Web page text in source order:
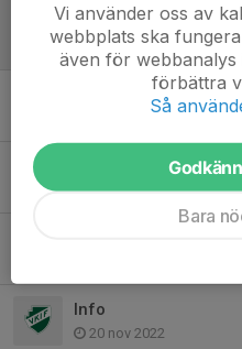
TRÄNING INSTÄLLD
13 mar 2023
TRÄNINGEN
8 mar 2023
Föräldramöte
5 mar 2023
Info
20 nov 2022
Vi använder oss av
webbplats ska
även för webbanalys
förbättra
Så
Bara